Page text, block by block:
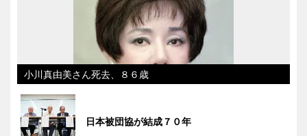
小川真由美さん死去、８６歳
日本被団協が結成７０年